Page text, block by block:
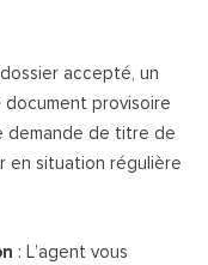
accepté, un
provisoire
demande de titre de
en situation régulière
: L’agent vous